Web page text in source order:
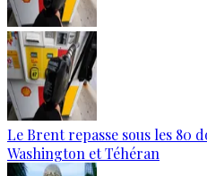
Le Brent repasse sous les 80
Washington et Téhéran